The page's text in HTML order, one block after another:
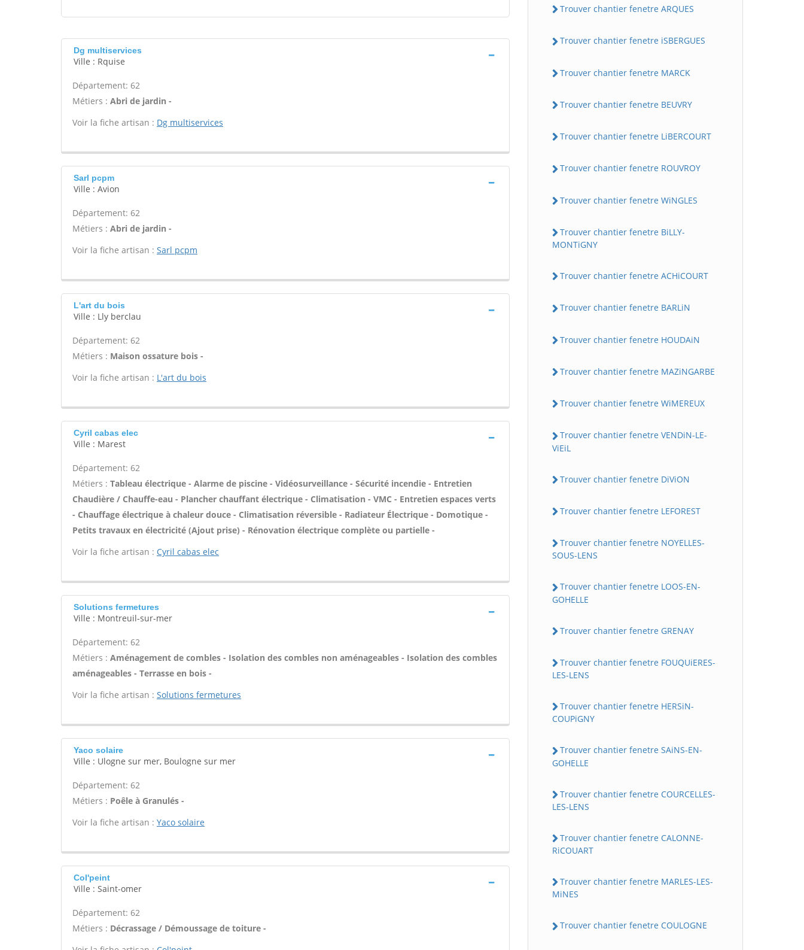
Dg multiservices
Ville : Rquise
Département: 62
Métiers : Abri de jardin -
Voir la fiche artisan : Dg multiservices
Sarl pcpm
Ville : Avion
Département: 62
Métiers : Abri de jardin -
Voir la fiche artisan : Sarl pcpm
L'art du bois
Ville : Lly berclau
Département: 62
Métiers : Maison ossature bois -
Voir la fiche artisan : L'art du bois
Cyril cabas elec
Ville : Marest
Département: 62
Métiers : Tableau électrique - Alarme de piscine - Vidéosurveillance - Sécurité incendie - Entretien
Chaudière / Chauffe-eau - Plancher chauffant électrique - Climatisation - VMC - Entretien espaces verts
- Chauffage électrique à chaleur douce - Climatisation réversible - Radiateur Électrique - Domotique -
Petits travaux en électricité (Ajout prise) - Rénovation électrique complète ou partielle -
Voir la fiche artisan : Cyril cabas elec
Solutions fermetures
Ville : Montreuil-sur-mer
Département: 62
Métiers : Aménagement de combles - Isolation des combles non aménageables - Isolation des combles
aménageables - Terrasse en bois -
Voir la fiche artisan : Solutions fermetures
Yaco solaire
Ville : Ulogne sur mer, Boulogne sur mer
Département: 62
Métiers : Poêle à Granulés -
Voir la fiche artisan : Yaco solaire
Col'peint
Ville : Saint-omer
Département: 62
Métiers : Décrassage / Démoussage de toiture -
Trouver chantier fenetre ARQUES
Trouver chantier fenetre iSBERGUES
Trouver chantier fenetre MARCK
Trouver chantier fenetre BEUVRY
Trouver chantier fenetre LiBERCOURT
Trouver chantier fenetre ROUVROY
Trouver chantier fenetre WiNGLES
Trouver chantier fenetre BiLLY-
MONTiGNY
Trouver chantier fenetre ACHiCOURT
Trouver chantier fenetre BARLiN
Trouver chantier fenetre HOUDAiN
Trouver chantier fenetre MAZiNGARBE
Trouver chantier fenetre WiMEREUX
Trouver chantier fenetre VENDiN-LE-
ViEiL
Trouver chantier fenetre DiViON
Trouver chantier fenetre LEFOREST
Trouver chantier fenetre NOYELLES-
SOUS-LENS
Trouver chantier fenetre LOOS-EN-
GOHELLE
Trouver chantier fenetre GRENAY
Trouver chantier fenetre FOUQUiERES-
LES-LENS
Trouver chantier fenetre HERSiN-
COUPiGNY
Trouver chantier fenetre SAiNS-EN-
GOHELLE
Trouver chantier fenetre COURCELLES-
LES-LENS
Trouver chantier fenetre CALONNE-
RiCOUART
Trouver chantier fenetre MARLES-LES-
MiNES
Trouver chantier fenetre COULOGNE